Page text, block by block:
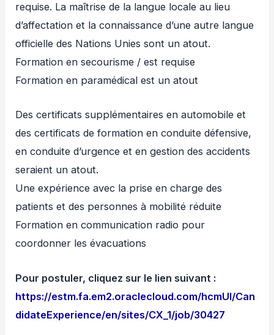
requise. La maîtrise de la langue locale au lieu
d’affectation et la connaissance d’une autre langue
officielle des Nations Unies sont un atout.
Formation en secourisme / est requise
Formation en paramédical est un atout
Des certificats supplémentaires en automobile et
des certificats de formation en conduite défensive,
en conduite d’urgence et en gestion des accidents
seraient un atout.
Une expérience avec la prise en charge des
patients et des personnes à mobilité réduite
Formation en communication radio pour
coordonner les évacuations
Pour postuler, cliquez sur le lien suivant :
https://estm.fa.em2.oraclecloud.com/hcmUI/Can
didateExperience/en/sites/CX_1/job/30427